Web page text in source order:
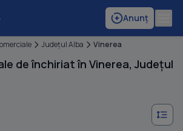
Anunț
Judeţul Alba Vinerea
de închiriat în Vinerea, Județul